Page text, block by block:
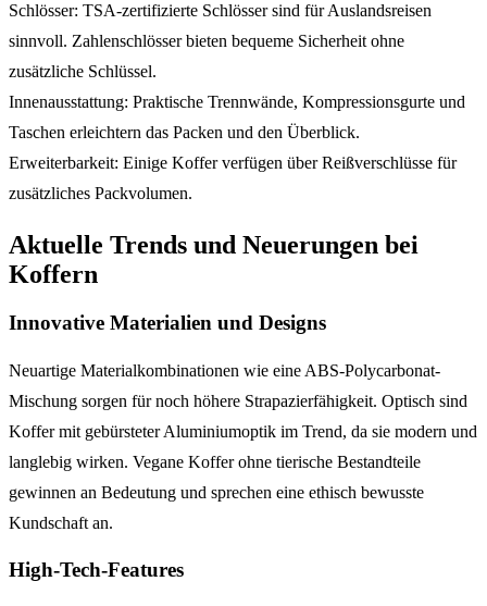
Schlösser: TSA-zertifizierte Schlösser sind für Auslandsreisen
sinnvoll. Zahlenschlösser bieten bequeme Sicherheit ohne
zusätzliche Schlüssel.
Innenausstattung: Praktische Trennwände, Kompressionsgurte und
Taschen erleichtern das Packen und den Überblick.
Erweiterbarkeit: Einige Koffer verfügen über Reißverschlüsse für
zusätzliches Packvolumen.
Aktuelle Trends und Neuerungen bei
Koffern
Innovative Materialien und Designs
Neuartige Materialkombinationen wie eine ABS-Polycarbonat-
Mischung sorgen für noch höhere Strapazierfähigkeit. Optisch sind
Koffer mit gebürsteter Aluminiumoptik im Trend, da sie modern und
langlebig wirken. Vegane Koffer ohne tierische Bestandteile
gewinnen an Bedeutung und sprechen eine ethisch bewusste
Kundschaft an.
High-Tech-Features